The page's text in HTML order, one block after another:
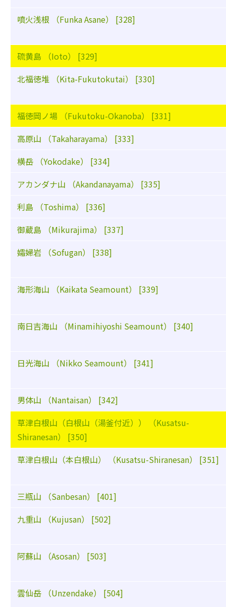
噴火浅根 （Funka Asane） [328]
硫黄島 （Ioto） [329]
北福徳堆 （Kita-Fukutokutai） [330]
福徳岡ノ場 （Fukutoku-Okanoba） [331]
高原山 （Takaharayama） [333]
横岳 （Yokodake） [334]
アカンダナ山 （Akandanayama） [335]
利島 （Toshima） [336]
御蔵島 （Mikurajima） [337]
孀婦岩 （Sofugan） [338]
海形海山 （Kaikata Seamount） [339]
南日吉海山 （Minamihiyoshi Seamount） [340]
日光海山 （Nikko Seamount） [341]
男体山 （Nantaisan） [342]
草津白根山（白根山（湯釜付近）） （Kusatsu-
Shiranesan） [350]
草津白根山（本白根山） （Kusatsu-Shiranesan） [351]
三瓶山 （Sanbesan） [401]
九重山 （Kujusan） [502]
阿蘇山 （Asosan） [503]
雲仙岳 （Unzendake） [504]